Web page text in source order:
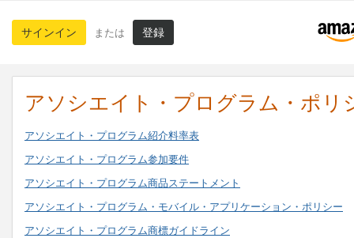
サインイン または 登録
アソシエイト・プログラム・ポリ
アソシエイト・プログラム紹介料率表
アソシエイト・プログラム参加要件
アソシエイト・プログラム商品ステートメント
アソシエイト・プログラム・モバイル・アプリケーション・ポリシー
アソシエイト・プログラム商標ガイドライン